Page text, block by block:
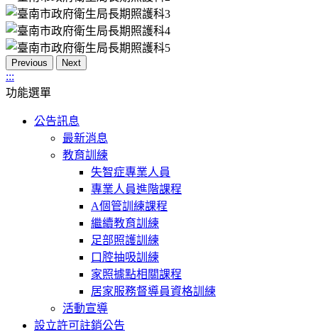
Previous Next
:::
功能選單
公告訊息
最新消息
教育訓練
失智症專業人員
專業人員進階課程
A個管訓練課程
繼續教育訓練
足部照護訓練
口腔抽吸訓練
家照據點相關課程
居家服務督導員資格訓練
活動宣導
設立許可註銷公告